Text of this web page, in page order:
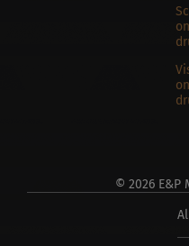
© 2026 E&P